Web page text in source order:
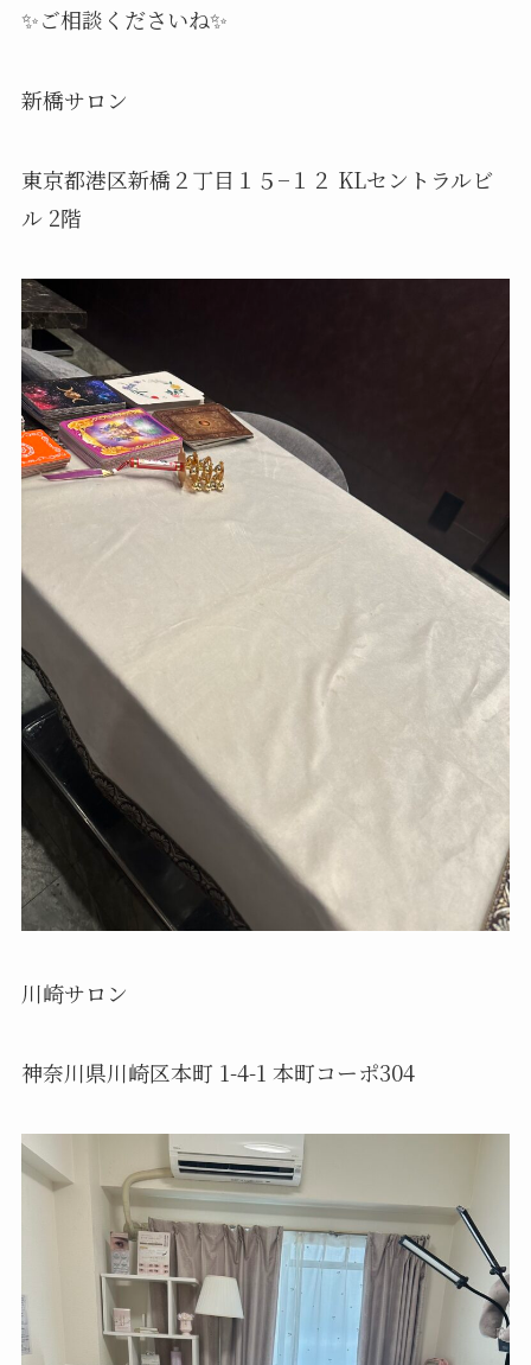
✨ご相談くださいね✨
新橋サロン
東京都港区新橋２丁目１５−１２ KLセントラルビ
ル 2階
川崎サロン
神奈川県川崎区本町 1-4-1 本町コーポ304